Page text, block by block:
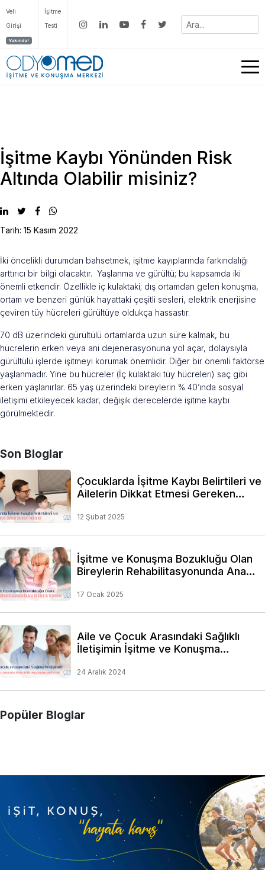
Veli
Girişi
Yakında!
İşitme
Testi
İşitme Kaybı Yönünden Risk
Altında Olabilir misiniz?
Tarih: 15 Kasım 2022
İki öncelikli durumdan bahsetmek, işitme kayıplarında farkındalığı
arttırıcı bir bilgi olacaktır. Yaşlanma ve gürültü; bu kapsamda iki
önemli etkendir. Özellikle iç kulaktaki; dış ortamdan gelen konuşma,
ortam ve benzeri günlük hayattaki çeşitli sesleri, elektrik enerjisine
çeviren tüy hücreleri gürültüye oldukça hassastır.
70 dB üzerindeki gürültülü ortamlarda uzun süre kalmak, bu
hücrelerin erken veya ani dejenerasyonuna yol açar, dolaysıyla
gürültülü işlerde işitmeyi korumak önemlidir. Diğer bir önemli faktörse
yaşlanmadır. Yine bu hücreler (İç kulaktaki tüy hücreleri) saç gibi
erken yaşlanırlar. 65 yaş üzerindeki bireylerin % 40’ında sosyal
iletişimi etkileyecek kadar, değişik derecelerde işitme kaybı
görülmektedir.
Son Bloglar
Çocuklarda İşitme Kaybı Belirtileri ve
Ailelerin Dikkat Etmesi Gereken
12 Şubat 2025
İşitme ve Konuşma Bozukluğu Olan
Bireylerin Rehabilitasyonunda Ana
17 Ocak 2025
Aile ve Çocuk Arasındaki Sağlıklı
İletişimin İşitme ve Konuşma
24 Aralık 2024
Popüler Bloglar